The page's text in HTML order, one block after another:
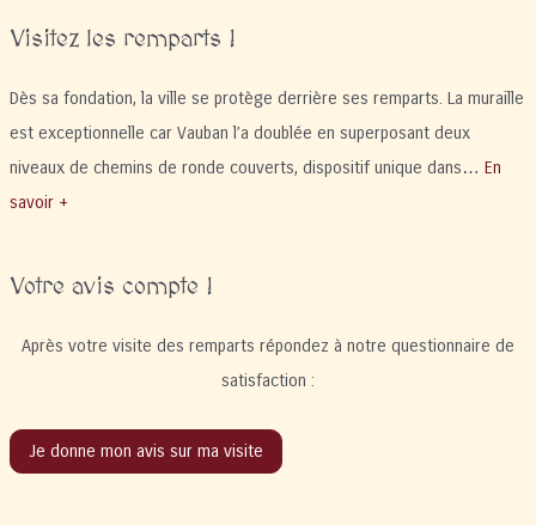
Visitez les remparts !
Dès sa fondation, la ville se protège derrière ses remparts. La muraille
est exceptionnelle car Vauban l’a doublée en superposant deux
niveaux de chemins de ronde couverts, dispositif unique dans… En
savoir +
Votre avis compte !
Après votre visite des remparts répondez à notre questionnaire de
satisfaction :
Je donne mon avis sur ma visite